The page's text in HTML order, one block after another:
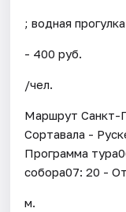
; водная
- 400 руб.
/чел.
Маршрут Санкт-
Сортавала -
Программа
собора07: 20 -
м.